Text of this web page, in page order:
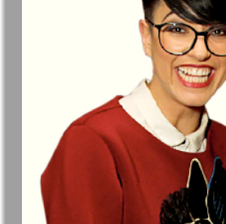
3
13
19
25
31
Новые Земляки
Panorama-mir
Русский вояж